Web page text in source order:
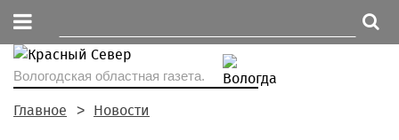
Вологодская областная газета.
Главное Новости